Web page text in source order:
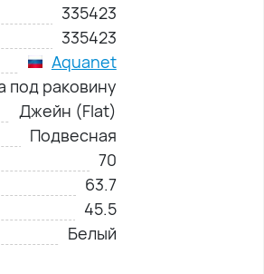
335423
335423
Aquanet
под раковину
Джейн (Flat)
Подвесная
70
63.7
45.5
Белый